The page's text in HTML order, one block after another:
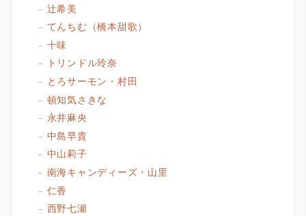
辻希美
てんちむ（橋本甜歌）
十味
トリンドル玲奈
とろサーモン・村田
頓知気さきな
永井麻央
中島早貴
中山莉子
南海キャンディーズ・山里
仁香
西野七瀬